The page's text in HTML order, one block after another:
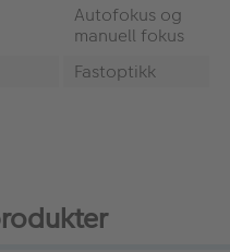
Autofokus og
manuell fokus
Fastoptikk